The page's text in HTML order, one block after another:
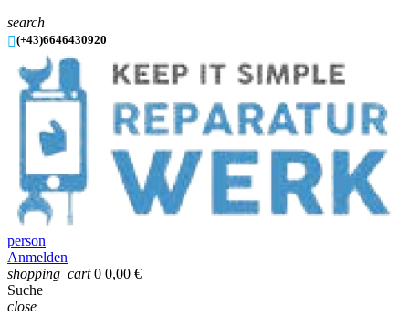
search
(+43)6646430920
person
Anmelden
shopping_cart 0 0,00 €
Suche
close